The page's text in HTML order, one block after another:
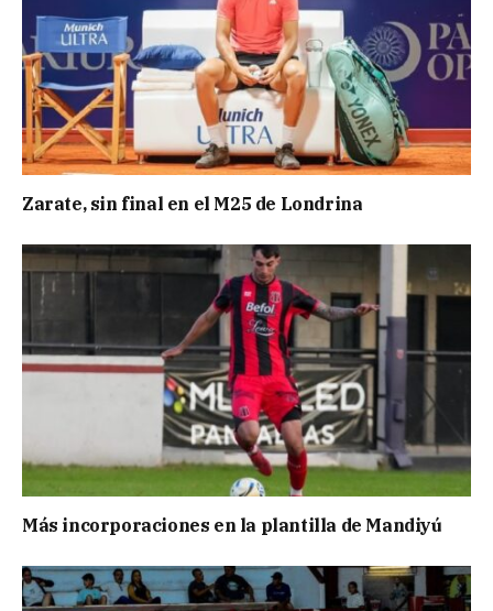
Zarate, sin final en el M25 de Londrina
Más incorporaciones en la plantilla de Mandiyú